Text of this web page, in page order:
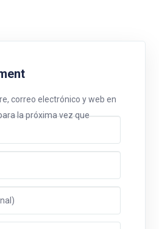
correo electrónico y web en
la próxima vez que